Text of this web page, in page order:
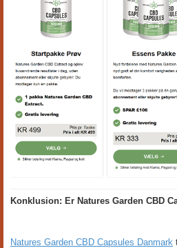
Konklusion: Er Natures Garden CBD
Natures Garden CBD Capsules Danmark